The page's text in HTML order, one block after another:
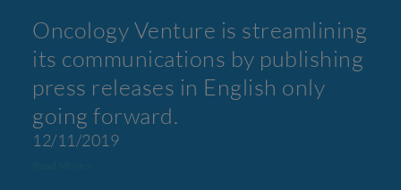
Oncology Venture is streamlining
its communications by publishing
press releases in English only
going forward.
12/11/2019